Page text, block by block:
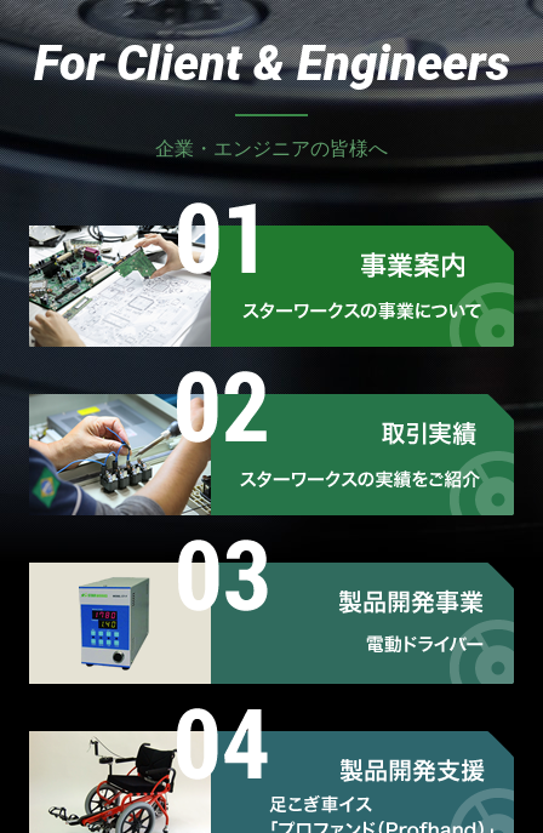
For Client & Engineers
企業・エンジニアの皆様へ